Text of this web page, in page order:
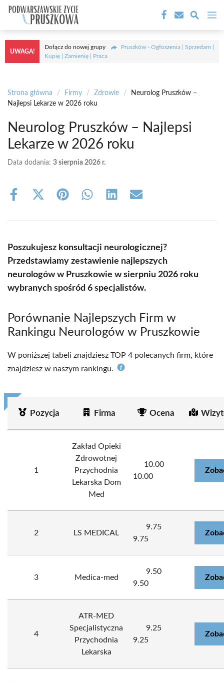
Przejdź
treści
UWAGA!
Dołącz do nowej grupy
Pruszków - Ogłoszenia | Sprzedam |
Kupię | Zamienię | Praca
Strona główna / Firmy / Zdrowie /
Neurolog Pruszków –
Najlepsi Lekarze w 2026 roku
Neurolog Pruszków – Najlepsi
Lekarze w 2026 roku
Data dodania: 3 sierpnia 2026 r.
Share
Share
(Twitter)
Share Share Share Share
Poszukujesz konsultacji neurologicznej?
Przedstawiamy zestawienie najlepszych
neurologów w Pruszkowie w sierpniu 2026 roku
wybranych spośród 6 specjalistów.
Porównanie Najlepszych Firm w
Rankingu Neurologów w Pruszkowie
W poniższej tabeli znajdziesz TOP 4 polecanych firm, które
znajdziesz w naszym rankingu.
Pozycja Firma Ocena
1
Zakład Opieki
Zdrowotnej
Przychodnia
Lekarska Dom
Med
10.00
10.00
2 LS MEDICAL
9.75
9.75
3 Medica-med
9.50
9.50
4
ATR-MED
Specjalistyczna
Przychodnia
Lekarska
9.25
9.25